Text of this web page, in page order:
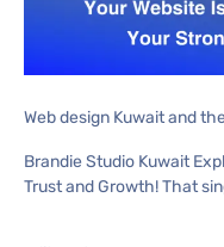
Web design Kuwait and
Brandie Studio Kuwait
Trust and Growth! That